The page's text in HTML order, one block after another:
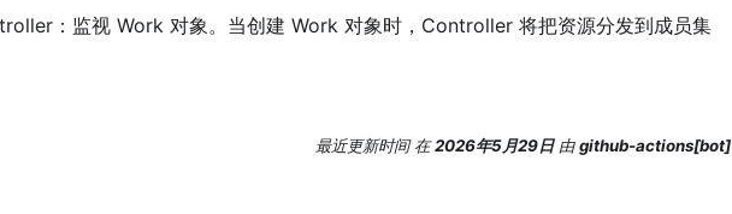
：监视 Work 对象。当创建 Work 对象时，Controller 将把资源分发到成员集
最近更新时间在2026年5月29日由github-actions[bot]